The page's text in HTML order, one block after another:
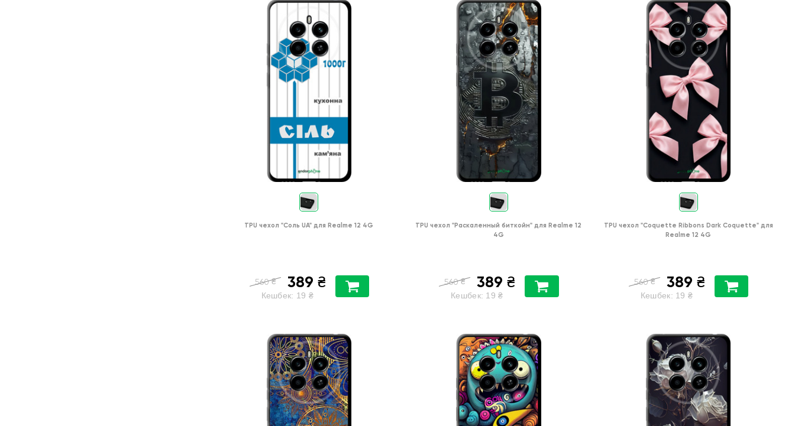
TPU чехол "Соль UA" для Realme 12 4G
560 ₴ 389 ₴
Кешбек: 19 ₴
TPU чехол "Раскаленный биткойн" для Realme 12
4G
560 ₴ 389 ₴
Кешбек: 19 ₴
TPU чехол "Coquette Ribbons Dark Coquette" для
Realme 12 4G
560 ₴ 389 ₴
Кешбек: 19 ₴